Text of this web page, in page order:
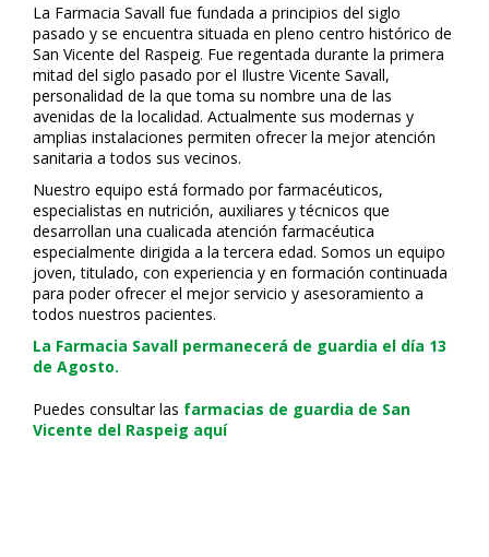
La Farmacia Savall fue fundada a principios del siglo
pasado y se encuentra situada en pleno centro histórico de
San Vicente del Raspeig. Fue regentada durante la primera
mitad del siglo pasado por el Ilustre Vicente Savall,
personalidad de la que toma su nombre una de las
avenidas de la localidad. Actualmente sus modernas y
amplias instalaciones permiten ofrecer la mejor atención
sanitaria a todos sus vecinos.
Nuestro equipo está formado por farmacéuticos,
especialistas en nutrición, auxiliares y técnicos que
desarrollan una cualificada atención farmacéutica
especialmente dirigida a la tercera edad. Somos un equipo
joven, titulado, con experiencia y en formación continuada
para poder ofrecer el mejor servicio y asesoramiento a
todos nuestros pacientes.
La Farmacia Savall permanecerá de guardia el día 13
de Agosto.
Puedes consultar las farmacias de guardia de San
Vicente del Raspeig aquí